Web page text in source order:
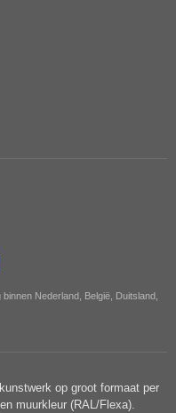
Nederland, België, Duitsland,
op groot formaat per
muurkleur (RAL/Flexa).